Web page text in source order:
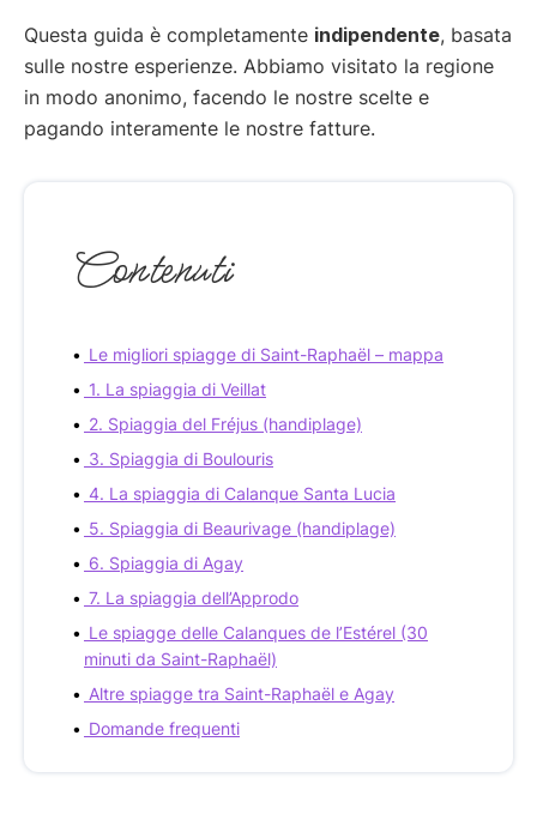
Questa guida è completamente indipendente, basata
sulle nostre esperienze. Abbiamo visitato la regione
in modo anonimo, facendo le nostre scelte e
pagando interamente le nostre fatture.
Contenuti
Le migliori spiagge di Saint-Raphaël – mappa
1. La spiaggia di Veillat
2. Spiaggia del Fréjus (handiplage)
3. Spiaggia di Boulouris
4. La spiaggia di Calanque Santa Lucia
5. Spiaggia di Beaurivage (handiplage)
6. Spiaggia di Agay
7. La spiaggia dell’Approdo
Le spiagge delle Calanques de l’Estérel (30
minuti da Saint-Raphaël)
Altre spiagge tra Saint-Raphaël e Agay
Domande frequenti